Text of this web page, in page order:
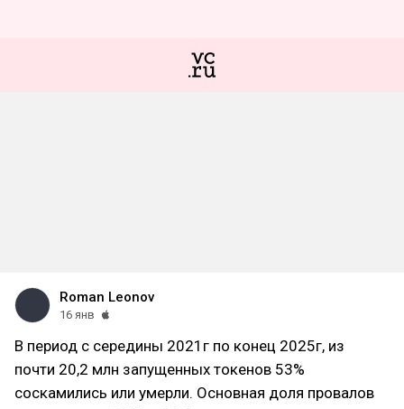
Roman Leonov
16 янв
В период с середины 2021г по конец 2025г, из
почти 20,2 млн запущенных токенов 53%
соскамились или умерли. Основная доля провалов